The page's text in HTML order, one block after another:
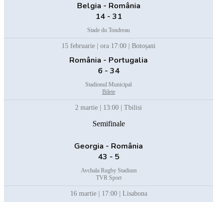
Belgia - România
14 - 31
Stade du Tondreau
15 februarie | ora 17:00 | Botoșani
România - Portugalia
6 - 34
Stadionul Municipal
Bilete
2 martie | 13:00 | Tbilisi
Semifinale
Georgia - România
43 - 5
Avchala Rugby Stadium
TVR Sport
16 martie | 17:00 | Lisabona